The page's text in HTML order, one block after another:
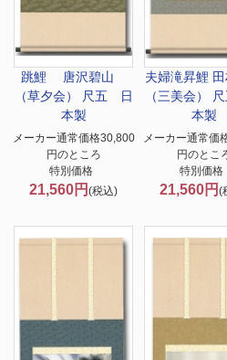
跳鯉 唐沢碧山
（草夕会） 尺五 日
本製
メーカー通常価格30,800
円のところ
特別価格
21,560円(税込)
夫婦滝昇鯉
（三美会）
本製
メーカー通常価
円のとこ
特別価格
21,560円(